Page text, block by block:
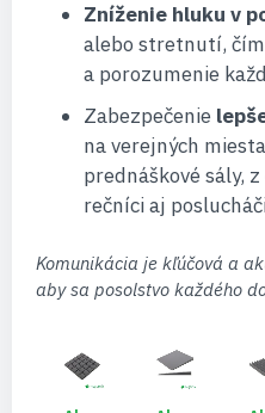
Zníženie hluku v
alebo stretnutí,
a porozumenie
Zabezpečenie
na verejných
prednáškové sály,
rečníci aj
Komunikácia je kľúčová a
aby sa posolstvo každého